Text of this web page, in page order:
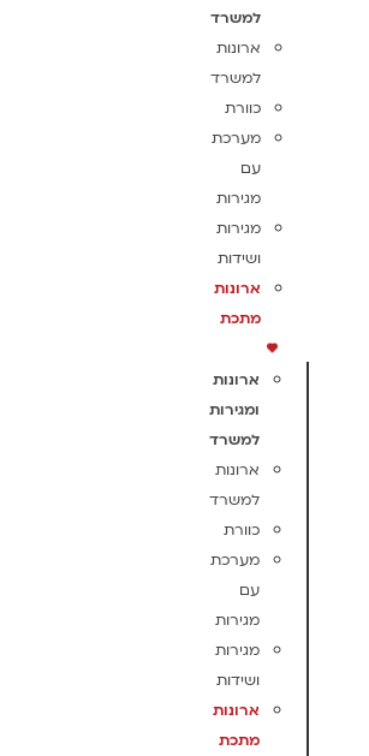
למשרד
ארונות
למשרד
כוורת
מערכת
עם
מגירות
מגירות
ושידות
ארונות
מתכת
ארונות
ומגירות
למשרד
ארונות
למשרד
כוורת
מערכת
עם
מגירות
מגירות
ושידות
ארונות
מתכת